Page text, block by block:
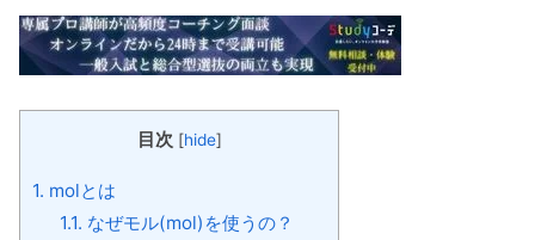
目次 [hide]
1. molとは
1.1. なぜモル(mol)を使うの？